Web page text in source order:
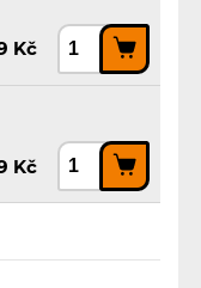
Kč
Kč